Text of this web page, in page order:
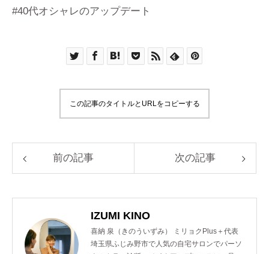
#40代オシャレのアップデート
この記事のタイトルとURLをコピーする
前の記事 次の記事
IZUMI KINO
喜納 泉（きのういずみ） ミリョクPlus＋代表
埼玉県ふじみ野市で人気の自宅サロンでパーソ